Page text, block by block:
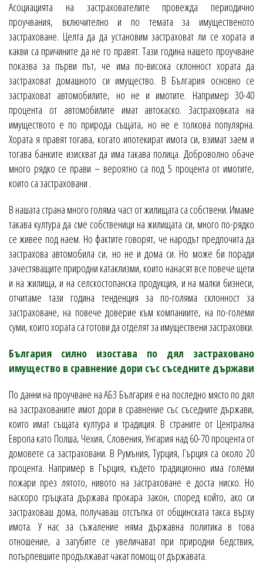
Асоциацията на застрахователите провежда периодично
проучвания, включително и по темата за имущественото
застраховане. Целта да да установим застраховат ли се хората и
какви са причините да не го правят. Тази година нашето проучване
показва за първи път, че има по-висока склонност хората да
застраховат домашното си имущество. В България основно се
застраховат автомобилите, но не и имотите. Например 30-40
процента от автомобилите имат автокаско. Застраховката на
имуществото е по природа същата, но не е толкова популярна.
Хората я правят тогава, когато ипотекират имота си, взимат заем и
тогава банките изискват да има такава полица. Доброволно обаче
много рядко се прави – вероятно са под 5 процента от имотите,
които са застраховани .
В нашата страна много голяма част от жилищата са собствени. Имаме
такава култура да сме собственици на жилищата си, много по-рядко
се живее под наем. Но фактите говорят, че народът предпочита да
застрахова автомобила си, но не и дома си. Но може би поради
зачестяващите природни катаклизми, които нанасят все повече щети
и на жилища, и на селскостопанска продукция, и на малки бизнеси,
отчитаме тази година тенденция за по-голяма склонност за
застраховане, на повече доверие към компаниите, на по-големи
суми, които хората са готови да отделят за имуществени застраховки.
България силно изостава по дял застраховано
имущество в сравнение дори със съседните държави
По данни на проучване на АБЗ България е на последно място по дял
на застрахованите имот дори в сравнение със съседните държави,
които имат същата култура и традиция. В страните от Централна
Европа като Полша, Чехия, Словения, Унгария над 60-70 процента от
домовете са застраховани. В Румъния, Турция, Гърция са около 20
процента. Например в Гърция, където традиционно има големи
пожари през лятото, нивото на застраховане е доста ниско. Но
наскоро гръцката държава прокара закон, според който, ако си
застраховаш дома, получаваш отстъпка от общинската такса върху
имота. У нас за съжаление няма държавна политика в това
отношение, а загубите се увеличават при природни бедствия,
потърпевшите продължават чакат помощ от държавата.